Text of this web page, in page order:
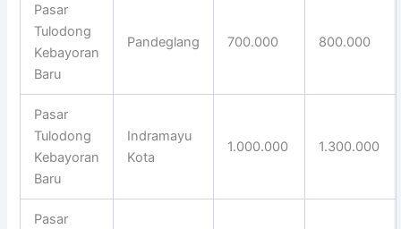
Pasar
Tulodong
Kebayoran
Baru
Pandeglang 700.000 800.000
Pasar
Tulodong
Kebayoran
Baru
Indramayu
Kota
1.000.000 1.300.000
Pasar